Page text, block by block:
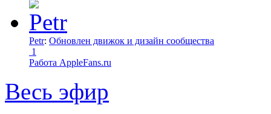
Petr: Обновлен движок и дизайн сообщества
1
Работа AppleFans.ru
Весь эфир